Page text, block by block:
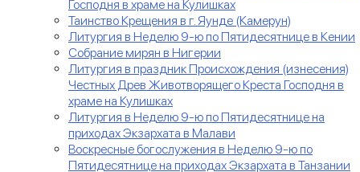
Господня в храме на Кулишках
Таинство Крещения в г. Яунде (Камерун)
Литургия в Неделю 9-ю по Пятидесятнице в Кении
Собрание мирян в Нигерии
Литургия в праздник Происхождения (изнесения)
Честных Древ Животворящего Креста Господня в
храме на Кулишках
Литургия в Неделю 9-ю по Пятидесятнице на
приходах Экзархата в Малави
Воскресные богослужения в Неделю 9-ю по
Пятидесятнице на приходах Экзархата в Танзании